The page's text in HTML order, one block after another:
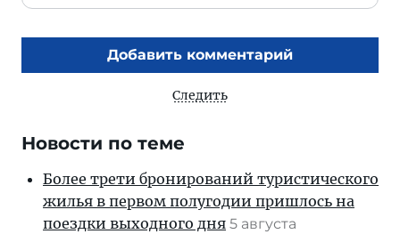
Добавить комментарий
Следить
Новости по теме
Более трети бронирований туристического
жилья в первом полугодии пришлось на
поездки выходного дня 5 августа